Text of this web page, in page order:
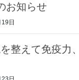
お知らせ
日
整えて免疫力